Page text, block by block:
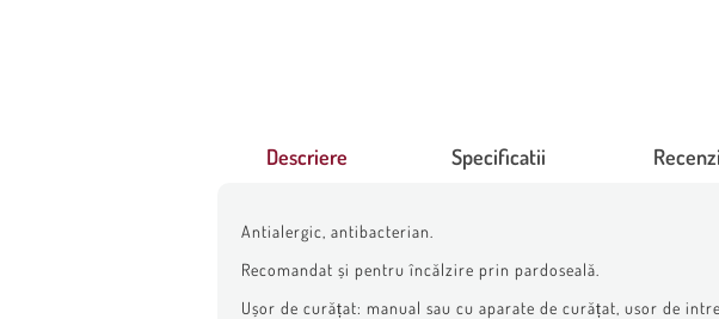
Descriere Specificatii
Antialergic, antibacterian.
Recomandat și pentru încălzire prin pardoseală.
Ușor de curățat: manual sau cu aparate de curățat, usor de